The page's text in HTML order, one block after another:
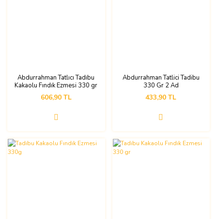
Abdurrahman Tatlıcı Tadıbu
Kakaolu Fındık Ezmesi 330 gr
3 Adet
606,90 TL
Abdurrahman Tatlici Tadibu
330 Gr 2 Ad
433,90 TL